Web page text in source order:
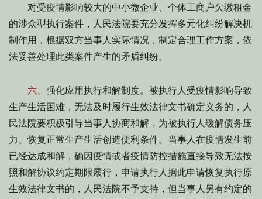
对受疫情影响较大的中小微企业、个体工商户欠缴租金
的涉众型执行案件，人民法院要充分发挥多元化纠纷解决机
制作用，根据双方当事人实际情况，制定合理工作方案，依
法妥善处理此类案件产生的矛盾纠纷。
六、 强化应用执行和解制度。被执行人受疫情影响导致
生产生活困难，无法及时履行生效法律文书确定义务的，人
民法院要积极引导当事人协商和解，为被执行人缓解债务压
力、恢复正常生产生活创造便利条件。当事人在疫情发生前
已经达成和解，确因疫情或者疫情防控措施直接导致无法按
照和解协议约定期限履行，申请执行人据此申请恢复执行原
生效法律文书的，人民法院不予支持，但当事人另有约定的